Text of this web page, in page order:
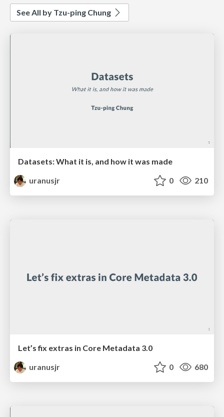
See All by Tzu-ping Chung
Datasets: What it is, and how it was made
uranusjr
0 210
Let’s fix extras in Core Metadata 3.0
uranusjr
0 680